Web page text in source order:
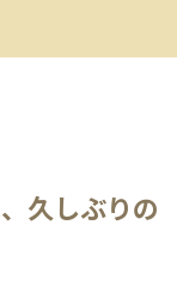
久しぶりの